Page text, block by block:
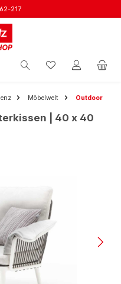
217
Möbelwelt Outdoor
| 40 x 40